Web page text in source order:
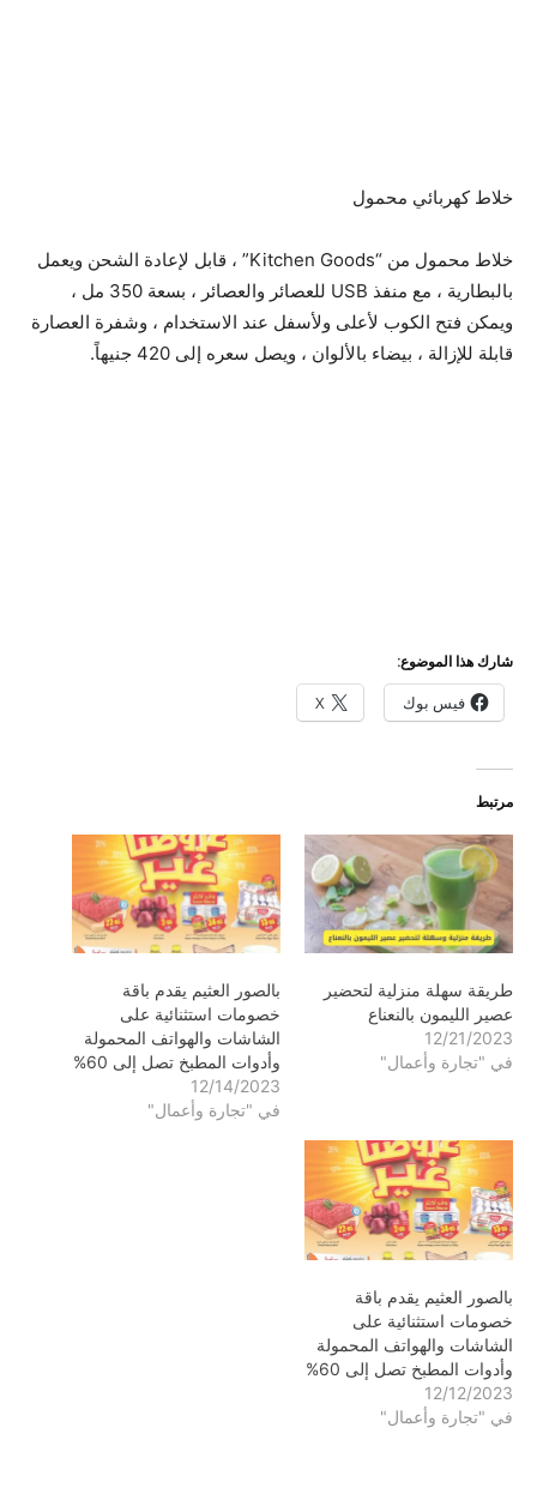
خلاط كهربائي محمول
خلاط محمول من “Kitchen Goods” ، قابل لإعادة الشحن ويعمل
بالبطارية ، مع منفذ USB للعصائر والعصائر ، بسعة 350 مل ،
ويمكن فتح الكوب لأعلى ولأسفل عند الاستخدام ، وشفرة العصارة
قابلة للإزالة ، بيضاء بالألوان ، ويصل سعره إلى 420 جنيهاً.
شارك هذا الموضوع:
فيس بوك X
مرتبط
طريقة سهلة منزلية لتحضير
عصير الليمون بالنعناع
12/21/2023
في "تجارة وأعمال"
بالصور العثيم يقدم باقة
خصومات استثنائية على
الشاشات والهواتف المحمولة
وأدوات المطبخ تصل إلى 60%
12/14/2023
في "تجارة وأعمال"
بالصور العثيم يقدم باقة
خصومات استثنائية على
الشاشات والهواتف المحمولة
وأدوات المطبخ تصل إلى 60%
12/12/2023
في "تجارة وأعمال"